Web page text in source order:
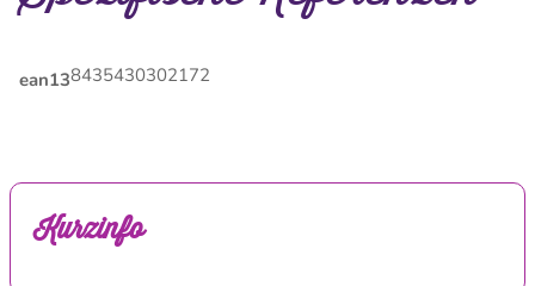
ean138435430302172
Kurzinfo